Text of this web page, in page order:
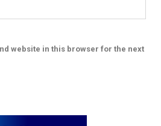
website in this browser for the next